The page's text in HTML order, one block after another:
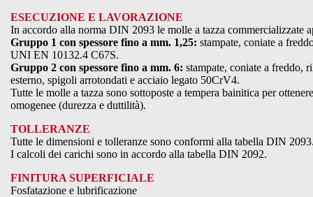
ESECUZIONE E LAVORAZIONE
In accordo alla norma DIN 2093 le molle a tazza commercializzate
Gruppo 1 con spessore fino a mm. 1,25: stampate, coniate a
UNI EN 10132.4 C67S.
Gruppo 2 con spessore fino a mm. 6: stampate, coniate a freddo,
esterno, spigoli arrotondati e acciaio legato 50CrV4.
Tutte le molle a tazza sono sottoposte a tempera bainitica per
omogenee (durezza e duttilità).
TOLLERANZE
Tutte le dimensioni e tolleranze sono conformi alla tabella DIN 2093.
I calcoli dei carichi sono in accordo alla tabella DIN 2092.
FINITURA SUPERFICIALE
Fosfatazione e lubrificazione